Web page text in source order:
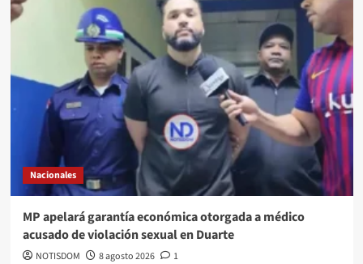
Nacionales
MP apelará garantía económica otorgada a médico
acusado de violación sexual en Duarte
NOTISDOM 8 agosto 2026 1